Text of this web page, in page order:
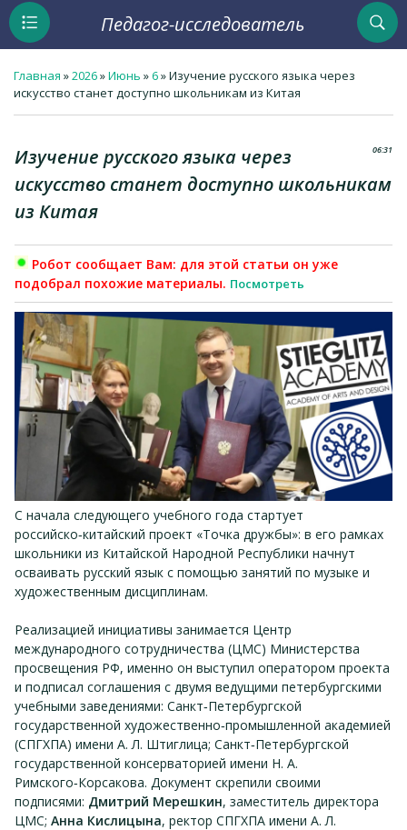
Педагог-исследователь
Главная »2026»Июнь »6» Изучение русского языка через
искусство станет доступно школьникам из Китая
06:31
Изучение русского языка через
искусство станет доступно школьникам
из Китая
Робот сообщает Вам: для этой статьи он уже
подобрал похожие материалы. Посмотреть
С начала следующего учебного года стартует
российско‑китайский проект «Точка дружбы»: в его рамках
школьники из Китайской Народной Республики начнут
осваивать русский язык с помощью занятий по музыке и
художественным дисциплинам.
Реализацией инициативы занимается Центр
международного сотрудничества (ЦМС) Министерства
просвещения РФ, именно он выступил оператором проекта
и подписал соглашения с двумя ведущими петербургскими
учебными заведениями: Санкт‑Петербургской
государственной художественно‑промышленной академией
(СПГХПА) имени А. Л. Штиглица; Санкт‑Петербургской
государственной консерваторией имени Н. А.
Римского‑Корсакова. Документ скрепили своими
подписями: Дмитрий Мерешкин, заместитель директора
ЦМС; Анна Кислицына, ректор СПГХПА имени А. Л.